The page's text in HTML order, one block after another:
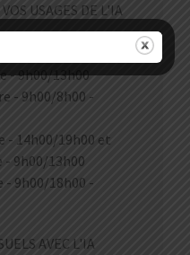
USAGES DE L'IA
- 9h00/13h00
- 9h00/8h00 -
- 14h00/19h00 et
- 9h00/13h00
- 9h00/18h00 -
AVEC L'IA